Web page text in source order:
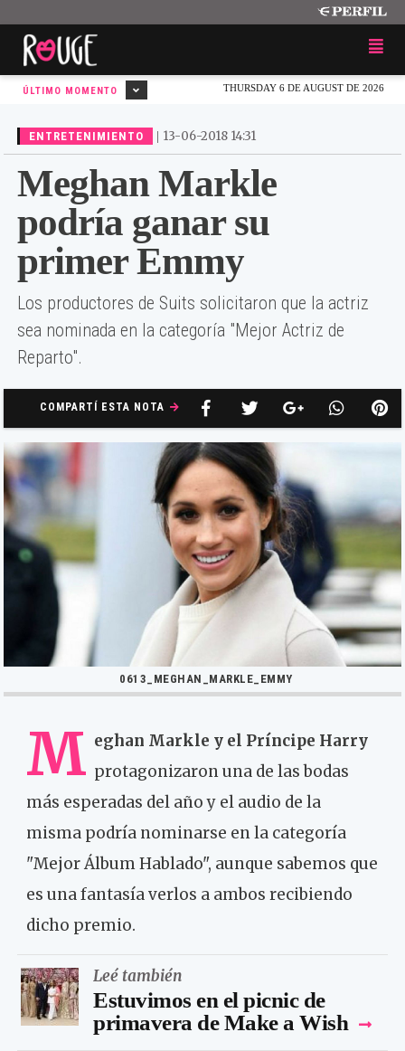
THURSDAY 6 DE AUGUST DE 2026
ÚLTIMO MOMENTO
ENTRETENIMIENTO | 13-06-2018 14:31
Meghan Markle
podría ganar su
primer Emmy
Los productores de Suits solicitaron que la actriz
sea nominada en la categoría "Mejor Actriz de
Reparto".
COMPARTÍ ESTA NOTA
0613_MEGHAN_MARKLE_EMMY
M eghan Markle y el Príncipe Harry
protagonizaron una de las bodas
más esperadas del año y el audio de la
misma podría nominarse en la categoría
"Mejor Álbum Hablado", aunque sabemos que
es una fantasía verlos a ambos recibiendo
dicho premio.
Leé también
Estuvimos en el picnic de
primavera de Make a Wish